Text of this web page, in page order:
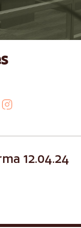
12.04.24